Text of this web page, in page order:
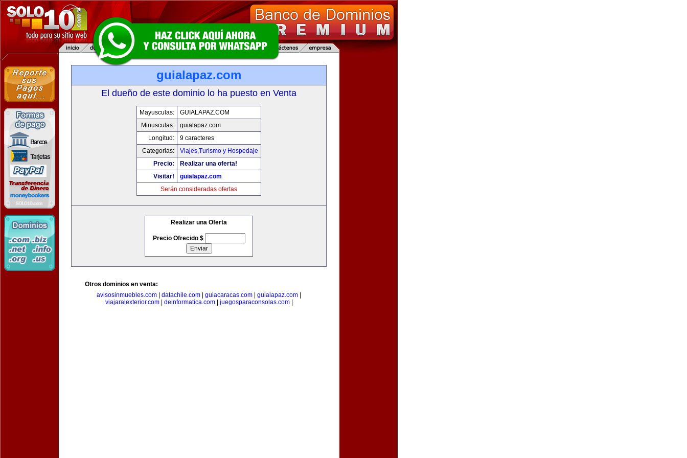
guialapaz.com
El dueño de este dominio lo ha puesto en Venta
Mayusculas:
GUIALAPAZ.COM
Minusculas:
guialapaz.com
Longitud:
9 caracteres
Categorias:
Viajes,Turismo y Hospedaje
Precio:
Realizar una oferta!
Visitar!
guialapaz.com
Serán consideradas ofertas
Realizar una Oferta
Precio Ofrecido $
Otros dominios en venta:
avisosinmuebles.com
datachile.com guiacaracas.com guialapaz.com
viajaralexterior.com| deinformatica.com| juegosparaconsolas.com|